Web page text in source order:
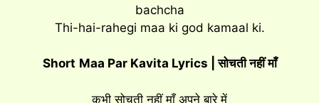
bachcha
Thi-hai-rahegi maa ki god kamaal ki.
Short Maa Par Kavita Lyrics | सोचती नहीं माँ
कभी सोचती नहीं माँ अपने बारे में